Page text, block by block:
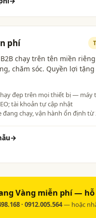
phí
chạy trên tên miền
chăm sóc. Quyền lợi
đẹp trên mọi thiết bị — máy
tài khoản tự cập nhật
đang chạy, vận hành ổn định từ
→
Vàng miễn phí —
· 0912.005.564— hoặc